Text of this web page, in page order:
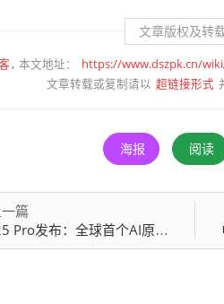
文章版权及转
本文地址： https://www.dszpk.cn/
文章转载或复制请以 超链接形式
海报 阅读
一篇
发布：全球首个AI原生NAS